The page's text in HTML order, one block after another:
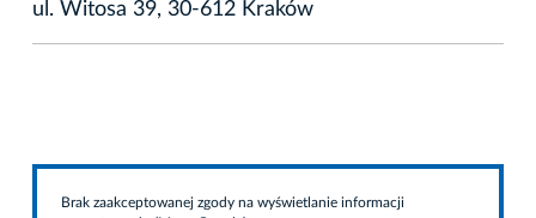
ul. Witosa 39, 30-612 Kraków
Brak zaakceptowanej zgody na wyświetlanie informacji